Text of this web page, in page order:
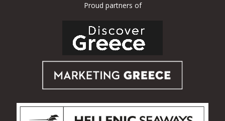
Proud partners of